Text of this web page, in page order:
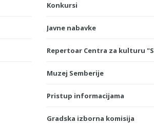
Konkursi
Javne nabavke
Repertoar Centra za kulturu
Muzej Semberije
Pristup informacijama
Gradska izborna komisija